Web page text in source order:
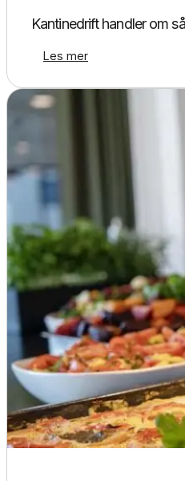
Kantinedrift handler om
Les mer